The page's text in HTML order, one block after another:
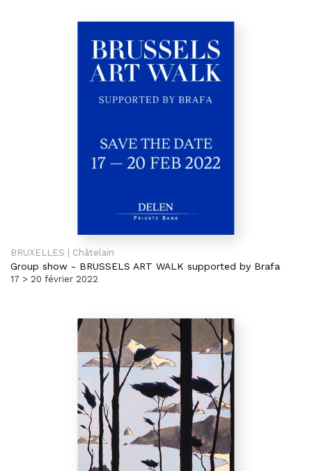
BRUXELLES | Châtelain
Group show - BRUSSELS ART WALK supported by Brafa
17 > 20 février 2022